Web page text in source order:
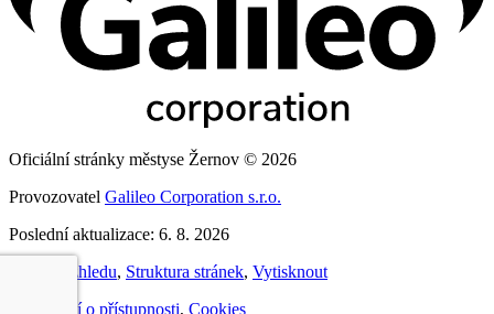
Oficiální stránky městyse Žernov © 2026
Provozovatel Galileo Corporation s.r.o.
Poslední aktualizace: 6. 8. 2026
Změna vzhledu, Struktura stránek, Vytisknout
Prohlášení o přístupnosti, Cookies